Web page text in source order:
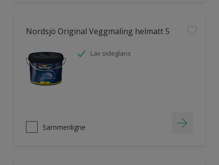
Nordsjö Original Veggmaling helmatt 5
Lav sideglans
Sammenligne